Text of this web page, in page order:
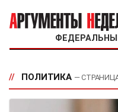
// ПОЛИТИКА —